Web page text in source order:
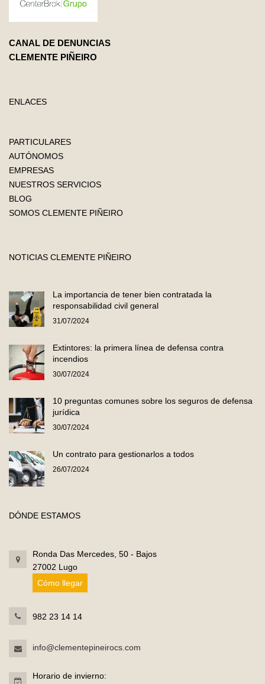
CANAL DE DENUNCIAS
CLEMENTE PIÑEIRO
ENLACES
PARTICULARES
AUTÓNOMOS
EMPRESAS
NUESTROS SERVICIOS
BLOG
SOMOS CLEMENTE PIÑEIRO
NOTICIAS CLEMENTE PIÑEIRO
La importancia de tener bien contratada la
responsabilidad civil general
31/07/2024
Extintores: la primera línea de defensa contra
incendios
30/07/2024
10 preguntas comunes sobre los seguros de defensa
jurídica
30/07/2024
Un contrato para gestionarlos a todos
26/07/2024
DÓNDE ESTAMOS
Ronda Das Mercedes, 50 - Bajos
27002 Lugo
Cómo llegar
982 23 14 14
info@clementepineirocs.com
Horario de invierno: